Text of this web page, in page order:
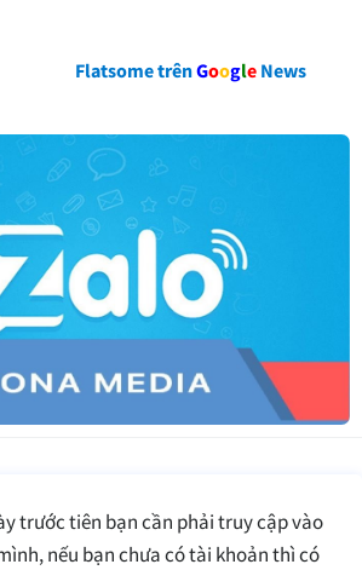
Flatsome trênGoogle News
trước tiên bạn cần phải truy cập vào
nếu bạn chưa có tài khoản thì có